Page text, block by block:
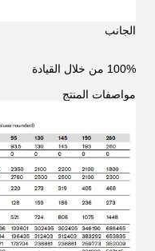
الجانب
100% من خلال القيادة
مواصفات المنتج